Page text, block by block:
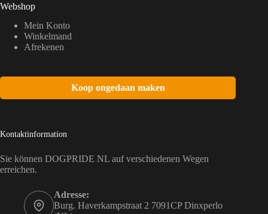
Webshop
Mein Konto
Winkelmand
Afrekenen
Koop ongedaan maken
Kontaktinformation
Sie können DOGPRIDE NL auf verschiedenen Wegen
erreichen.
Adresse:
Burg. Haverkampstraat 2 7091CP Dinxperlo